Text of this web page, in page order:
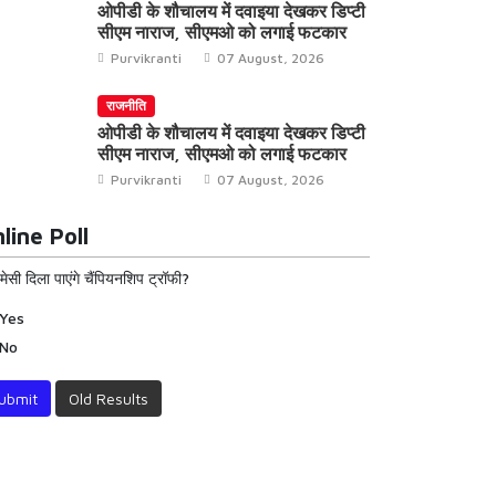
ओपीडी के शौचालय में दवाइया देखकर डिप्टी
सीएम नाराज, सीएमओ को लगाई फटकार
Purvikranti 07 August, 2026
राजनीति
ओपीडी के शौचालय में दवाइया देखकर डिप्टी
सीएम नाराज, सीएमओ को लगाई फटकार
Purvikranti 07 August, 2026
Poll
दिला पाएंगे चैंपियनशिप ट्रॉफी?
Yes
No
Old Results